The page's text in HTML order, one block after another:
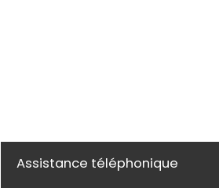
Assistance téléphonique